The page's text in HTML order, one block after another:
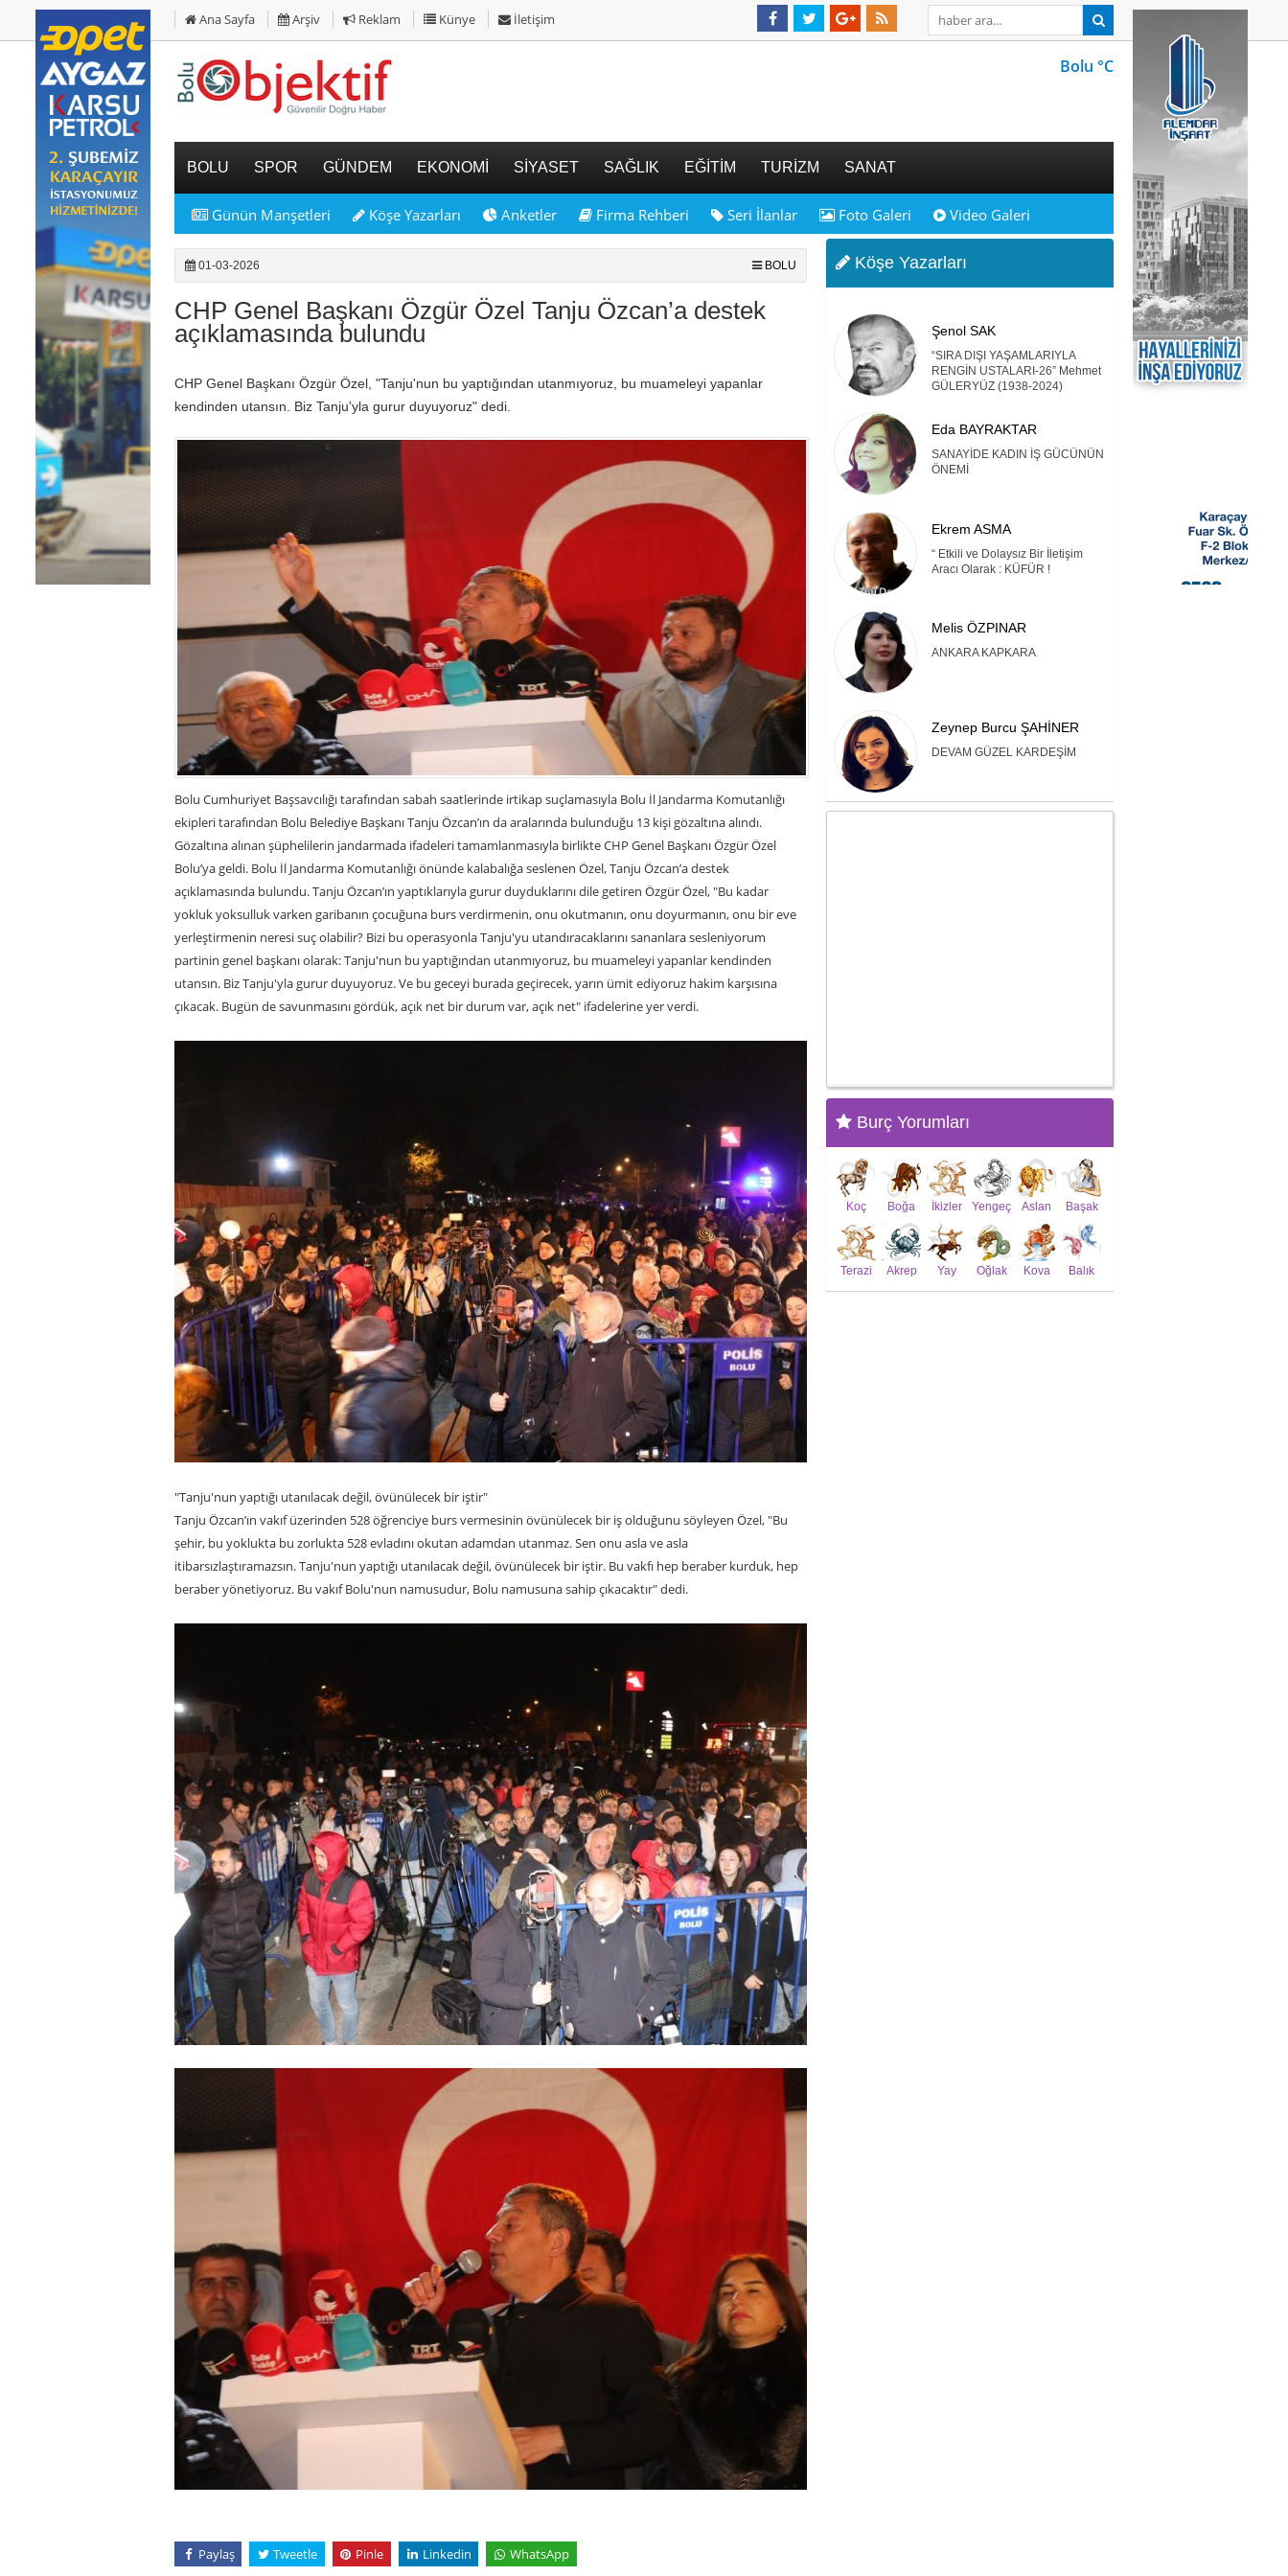
Ana Sayfa Arşiv Reklam Künye İletişim
Bolu °C
BOLU SPOR GÜNDEM EKONOMİ SİYASET SAĞLIK EĞİTİM TURİZM SANAT
Günün Manşetleri Köşe Yazarları Anketler Firma Rehberi Seri İlanlar Foto Galeri Video Galeri
01-03-2026 BOLU
CHP Genel Başkanı Özgür Özel Tanju Özcan’a destek
açıklamasında bulundu
CHP Genel Başkanı Özgür Özel, "Tanju'nun bu yaptığından utanmıyoruz, bu muameleyi yapanlar
kendinden utansın. Biz Tanju'yla gurur duyuyoruz" dedi.
Bolu Cumhuriyet Başsavcılığı tarafından sabah saatlerinde irtikap suçlamasıyla Bolu İl Jandarma Komutanlığı
ekipleri tarafından Bolu Belediye Başkanı Tanju Özcan’ın da aralarında bulunduğu 13 kişi gözaltına alındı.
Gözaltına alınan şüphelilerin jandarmada ifadeleri tamamlanmasıyla birlikte CHP Genel Başkanı Özgür Özel
Bolu’ya geldi. Bolu İl Jandarma Komutanlığı önünde kalabalığa seslenen Özel, Tanju Özcan’a destek
açıklamasında bulundu. Tanju Özcan’ın yaptıklarıyla gurur duyduklarını dile getiren Özgür Özel, "Bu kadar
yokluk yoksulluk varken garibanın çocuğuna burs verdirmenin, onu okutmanın, onu doyurmanın, onu bir eve
yerleştirmenin neresi suç olabilir? Bizi bu operasyonla Tanju'yu utandıracaklarını sananlara sesleniyorum
partinin genel başkanı olarak: Tanju'nun bu yaptığından utanmıyoruz, bu muameleyi yapanlar kendinden
utansın. Biz Tanju'yla gurur duyuyoruz. Ve bu geceyi burada geçirecek, yarın ümit ediyoruz hakim karşısına
çıkacak. Bugün de savunmasını gördük, açık net bir durum var, açık net" ifadelerine yer verdi.
"Tanju'nun yaptığı utanılacak değil, övünülecek bir iştir"
Tanju Özcan’ın vakıf üzerinden 528 öğrenciye burs vermesinin övünülecek bir iş olduğunu söyleyen Özel, "Bu
şehir, bu yoklukta bu zorlukta 528 evladını okutan adamdan utanmaz. Sen onu asla ve asla
itibarsızlaştıramazsın. Tanju'nun yaptığı utanılacak değil, övünülecek bir iştir. Bu vakfı hep beraber kurduk, hep
beraber yönetiyoruz. Bu vakıf Bolu'nun namusudur, Bolu namusuna sahip çıkacaktır" dedi.
Paylaş Tweetle Pinle Linkedin WhatsApp
Köşe Yazarları
Şenol SAK
“SIRA DIŞI YAŞAMLARIYLA
RENGİN USTALARI-26” Mehmet
GÜLERYÜZ (1938-2024)
Eda BAYRAKTAR
SANAYİDE KADIN İŞ GÜCÜNÜN
ÖNEMİ
Ekrem ASMA
“ Etkili ve Dolaysız Bir İletişim
Aracı Olarak : KÜFÜR !
Melis ÖZPINAR
ANKARA KAPKARA
Zeynep Burcu ŞAHİNER
DEVAM GÜZEL KARDEŞİM
Burç Yorumları
Koç Boğa İkizler Yengeç Aslan Başak
Terazi Akrep Yay Oğlak Kova Balık